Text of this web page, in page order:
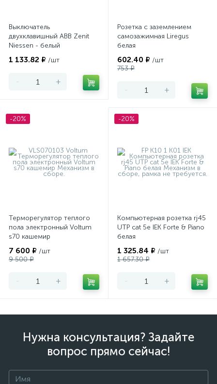
Выключатель
двухклавишный ABB Zenit
Niessen - белый
1 133.82 ₽ /шт
- +
Розетка с заземлением
самозажимная Liregus
белая
602.40 ₽ /шт
753 ₽
- +
-20%
Терморегулятор теплого
пола электронный Voltum
s70 кашемир
7 600 ₽ /шт
9 500 ₽
- +
-20%
Компьютерная розетка rj45
UTP cat 5e IEK Forte & Piano
белая
1 325.84 ₽ /шт
1 657.30 ₽
- +
Нужна консультация? Задайте
вопрос прямо сейчас!